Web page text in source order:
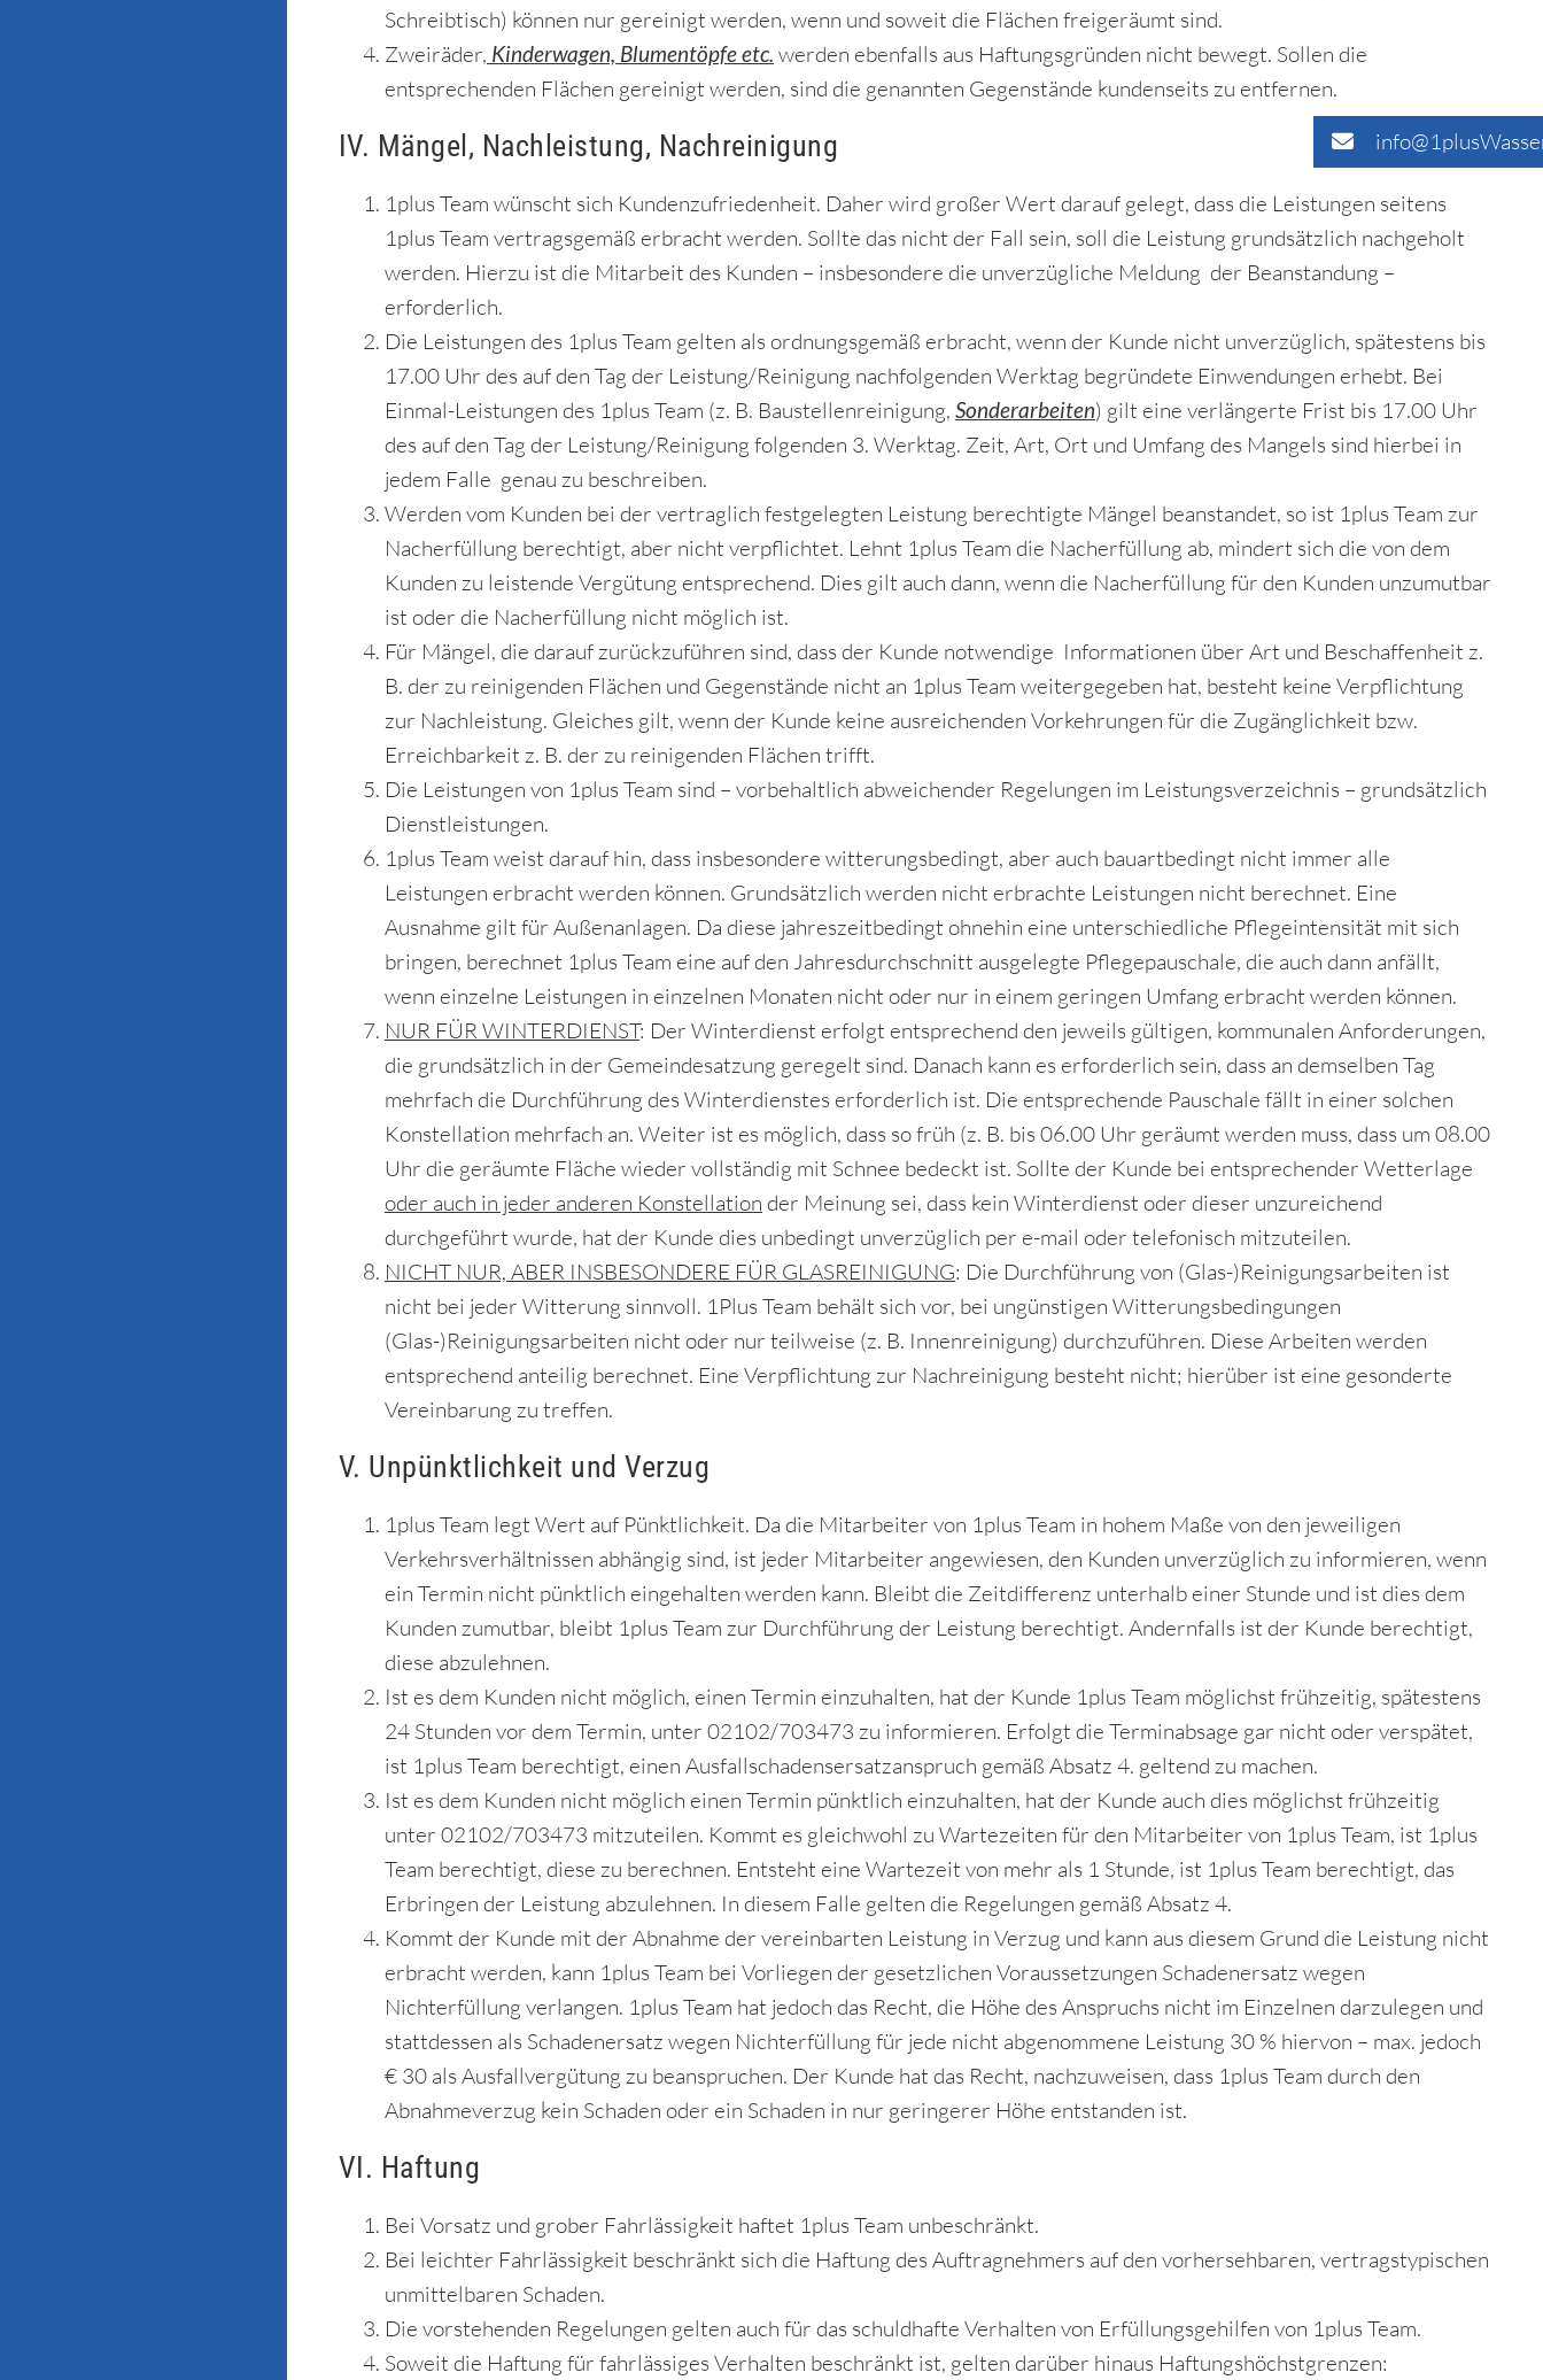
Schreibtisch) können nur gereinigt werden, wenn und soweit die Flächen freigeräumt sind.
Zweiräder, Kinderwagen, Blumentöpfe etc. werden ebenfalls aus Haftungsgründen nicht bewegt. Sollen die
entsprechenden Flächen gereinigt werden, sind die genannten Gegenstände kundenseits zu entfernen.
IV. Mängel, Nachleistung, Nachreinigung
1plus Team wünscht sich Kundenzufriedenheit. Daher wird großer Wert darauf gelegt, dass die Leistungen seitens
1plus Team vertragsgemäß erbracht werden. Sollte das nicht der Fall sein, soll die Leistung grundsätzlich nachgeholt
werden. Hierzu ist die Mitarbeit des Kunden – insbesondere die unverzügliche Meldung der Beanstandung –
erforderlich.
Die Leistungen des 1plus Team gelten als ordnungsgemäß erbracht, wenn der Kunde nicht unverzüglich, spätestens bis
17.00 Uhr des auf den Tag der Leistung/Reinigung nachfolgenden Werktag begründete Einwendungen erhebt. Bei
Einmal-Leistungen des 1plus Team (z. B. Baustellenreinigung, Sonderarbeiten) gilt eine verlängerte Frist bis 17.00 Uhr
des auf den Tag der Leistung/Reinigung folgenden 3. Werktag. Zeit, Art, Ort und Umfang des Mangels sind hierbei in
jedem Falle genau zu beschreiben.
Werden vom Kunden bei der vertraglich festgelegten Leistung berechtigte Mängel beanstandet, so ist 1plus Team zur
Nacherfüllung berechtigt, aber nicht verpflichtet. Lehnt 1plus Team die Nacherfüllung ab, mindert sich die von dem
Kunden zu leistende Vergütung entsprechend. Dies gilt auch dann, wenn die Nacherfüllung für den Kunden unzumutbar
ist oder die Nacherfüllung nicht möglich ist.
Für Mängel, die darauf zurückzuführen sind, dass der Kunde notwendige Informationen über Art und Beschaffenheit z.
B. der zu reinigenden Flächen und Gegenstände nicht an 1plus Team weitergegeben hat, besteht keine Verpflichtung
zur Nachleistung. Gleiches gilt, wenn der Kunde keine ausreichenden Vorkehrungen für die Zugänglichkeit bzw.
Erreichbarkeit z. B. der zu reinigenden Flächen trifft.
Die Leistungen von 1plus Team sind – vorbehaltlich abweichender Regelungen im Leistungsverzeichnis – grundsätzlich
Dienstleistungen.
1plus Team weist darauf hin, dass insbesondere witterungsbedingt, aber auch bauartbedingt nicht immer alle
Leistungen erbracht werden können. Grundsätzlich werden nicht erbrachte Leistungen nicht berechnet. Eine
Ausnahme gilt für Außenanlagen. Da diese jahreszeitbedingt ohnehin eine unterschiedliche Pflegeintensität mit sich
bringen, berechnet 1plus Team eine auf den Jahresdurchschnitt ausgelegte Pflegepauschale, die auch dann anfällt,
wenn einzelne Leistungen in einzelnen Monaten nicht oder nur in einem geringen Umfang erbracht werden können.
NUR FÜR WINTERDIENST: Der Winterdienst erfolgt entsprechend den jeweils gültigen, kommunalen Anforderungen,
die grundsätzlich in der Gemeindesatzung geregelt sind. Danach kann es erforderlich sein, dass an demselben Tag
mehrfach die Durchführung des Winterdienstes erforderlich ist. Die entsprechende Pauschale fällt in einer solchen
Konstellation mehrfach an. Weiter ist es möglich, dass so früh (z. B. bis 06.00 Uhr geräumt werden muss, dass um 08.00
Uhr die geräumte Fläche wieder vollständig mit Schnee bedeckt ist. Sollte der Kunde bei entsprechender Wetterlage
oder auch in jeder anderen Konstellation der Meinung sei, dass kein Winterdienst oder dieser unzureichend
durchgeführt wurde, hat der Kunde dies unbedingt unverzüglich per e-mail oder telefonisch mitzuteilen.
NICHT NUR, ABER INSBESONDERE FÜR GLASREINIGUNG: Die Durchführung von (Glas-)Reinigungsarbeiten ist
nicht bei jeder Witterung sinnvoll. 1Plus Team behält sich vor, bei ungünstigen Witterungsbedingungen
(Glas-)Reinigungsarbeiten nicht oder nur teilweise (z. B. Innenreinigung) durchzuführen. Diese Arbeiten werden
entsprechend anteilig berechnet. Eine Verpflichtung zur Nachreinigung besteht nicht; hierüber ist eine gesonderte
Vereinbarung zu treffen.
V. Unpünktlichkeit und Verzug
1plus Team legt Wert auf Pünktlichkeit. Da die Mitarbeiter von 1plus Team in hohem Maße von den jeweiligen
Verkehrsverhältnissen abhängig sind, ist jeder Mitarbeiter angewiesen, den Kunden unverzüglich zu informieren, wenn
ein Termin nicht pünktlich eingehalten werden kann. Bleibt die Zeitdifferenz unterhalb einer Stunde und ist dies dem
Kunden zumutbar, bleibt 1plus Team zur Durchführung der Leistung berechtigt. Andernfalls ist der Kunde berechtigt,
diese abzulehnen.
Ist es dem Kunden nicht möglich, einen Termin einzuhalten, hat der Kunde 1plus Team möglichst frühzeitig, spätestens
24 Stunden vor dem Termin, unter 02102/703473 zu informieren. Erfolgt die Terminabsage gar nicht oder verspätet,
ist 1plus Team berechtigt, einen Ausfallschadensersatzanspruch gemäß Absatz 4. geltend zu machen.
Ist es dem Kunden nicht möglich einen Termin pünktlich einzuhalten, hat der Kunde auch dies möglichst frühzeitig
unter 02102/703473 mitzuteilen. Kommt es gleichwohl zu Wartezeiten für den Mitarbeiter von 1plus Team, ist 1plus
Team berechtigt, diese zu berechnen. Entsteht eine Wartezeit von mehr als 1 Stunde, ist 1plus Team berechtigt, das
Erbringen der Leistung abzulehnen. In diesem Falle gelten die Regelungen gemäß Absatz 4.
Kommt der Kunde mit der Abnahme der vereinbarten Leistung in Verzug und kann aus diesem Grund die Leistung nicht
erbracht werden, kann 1plus Team bei Vorliegen der gesetzlichen Voraussetzungen Schadenersatz wegen
Nichterfüllung verlangen. 1plus Team hat jedoch das Recht, die Höhe des Anspruchs nicht im Einzelnen darzulegen und
stattdessen als Schadenersatz wegen Nichterfüllung für jede nicht abgenommene Leistung 30 % hiervon – max. jedoch
€ 30 als Ausfallvergütung zu beanspruchen. Der Kunde hat das Recht, nachzuweisen, dass 1plus Team durch den
Abnahmeverzug kein Schaden oder ein Schaden in nur geringerer Höhe entstanden ist.
VI. Haftung
Bei Vorsatz und grober Fahrlässigkeit haftet 1plus Team unbeschränkt.
Bei leichter Fahrlässigkeit beschränkt sich die Haftung des Auftragnehmers auf den vorhersehbaren, vertragstypischen
unmittelbaren Schaden.
Die vorstehenden Regelungen gelten auch für das schuldhafte Verhalten von Erfüllungsgehilfen von 1plus Team.
Soweit die Haftung für fahrlässiges Verhalten beschränkt ist, gelten darüber hinaus Haftungshöchstgrenzen: